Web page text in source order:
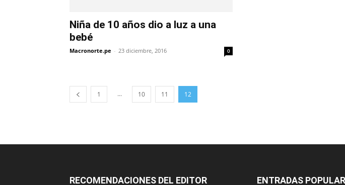
Niña de 10 años dio a luz a una
bebé
Macronorte.pe - 23 diciembre, 2016 0
1 ... 10 11 12
RECOMENDACIONES DEL EDITOR ENTRADAS